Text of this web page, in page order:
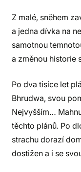
Z malé, sněhem
a jedna dívka na
samotnou
a změnou historie
Po dva tisíce let
Bhrudwa, svou
Nejvyšším…
těchto plánů. Po
strachu dorazí
dostižen a i se